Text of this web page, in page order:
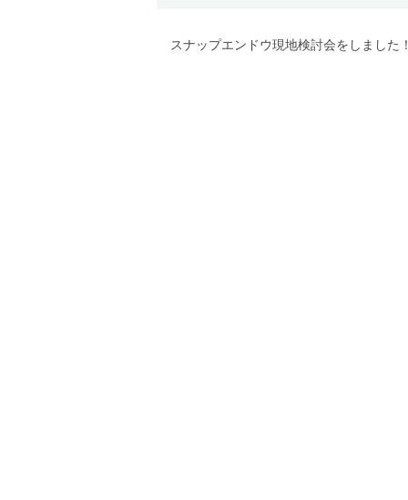
スナップエンドウ現地検討会をしました